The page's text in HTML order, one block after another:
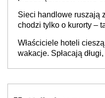
Sieci handlowe ruszają
chodzi tylko o kurorty –
cichu
Właściciele hoteli
wakacje. Spłacają